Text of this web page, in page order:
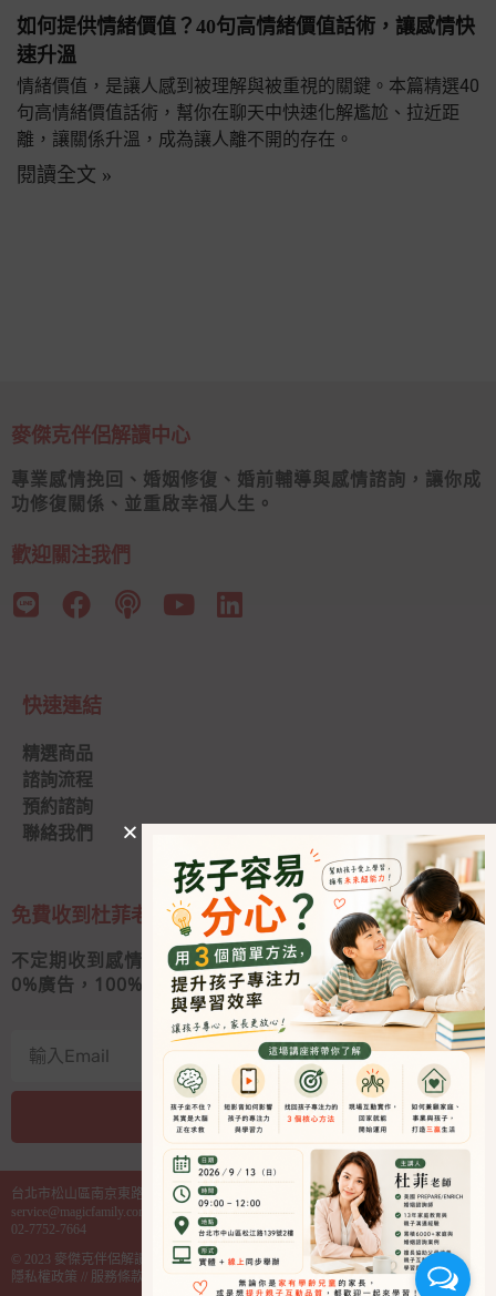
如何提供情緒價值？40句高情緒價值話術，讓感情快
速升溫
情緒價值，是讓人感到被理解與被重視的關鍵。本篇精選40
句高情緒價值話術，幫你在聊天中快速化解尷尬、拉近距
離，讓關係升溫，成為讓人離不開的存在。
閱讀全文 »
麥傑克伴侶解讀中心
專業感情挽回、婚姻修復、婚前輔導與感情諮詢，讓你成
功修復關係、並重啟幸福人生。
歡迎關注我們
快速連結
精選商品
諮詢流程
預約諮詢
聯絡我們
免費收到杜菲老師的私人信
不定期收到感情秘訣和婚姻經營心法
0%廣告，100%好內容
我要收信
l
t
e
n
a
© 2023 麥傑克伴侶解讀中心麥傑克管理顧問有限公司 統編 85000614
隱私權政策
服務條款
台北市松山區南京東路四段130號2樓之1
service@magicfamily.com.tw
02-7752-7664